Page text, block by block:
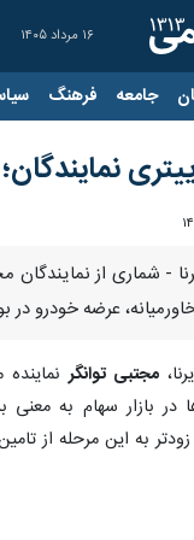
۱۶ مرداد ۱۴۰۵
جامعه فرهنگ
عرضه خودرو
مجتبی توانگر
در بازار سهام به
به این مرحله از